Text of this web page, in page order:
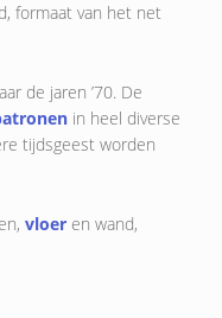
formaat van het net
de jaren ’70. De
in heel diverse
tijdsgeest worden
vloeren wand,